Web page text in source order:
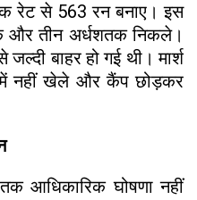
रेट से 563 रन बनाए। इस
तीन अर्धशतक निकले।
बाहर हो गई थी। मार्श
नहीं खेले और कैंप छोड़कर
आधिकारिक घोषणा नहीं